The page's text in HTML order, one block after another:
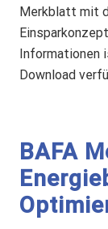
Merkblatt mit
Informationen
Download
BAFA